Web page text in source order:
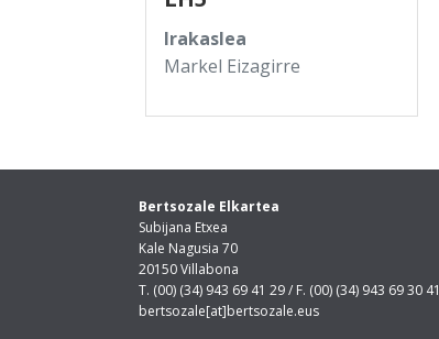
Irakaslea
Markel Eizagirre
Bertsozale Elkartea
Subijana Etxea
Kale Nagusia 70
20150 Villabona
T. (00) (34) 943 69 41 29 / F. (00) (34) 943 69 30 41
bertsozale[at]bertsozale.eus